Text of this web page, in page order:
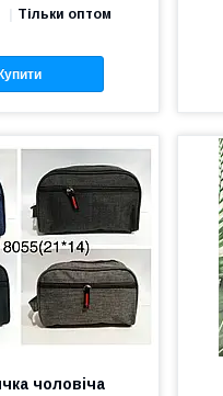
Тільки оптом
чоловіча